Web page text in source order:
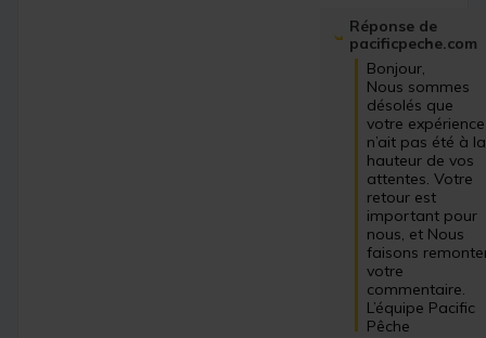
Réponse de
pacificpeche.com
Bonjour,
Nous sommes
désolés que
votre expérience
n’ait pas été à la
hauteur de vos
attentes. Votre
retour est
important pour
nous, et Nous
faisons
votre
commentaire.
L’équipe Pacific
Pêche